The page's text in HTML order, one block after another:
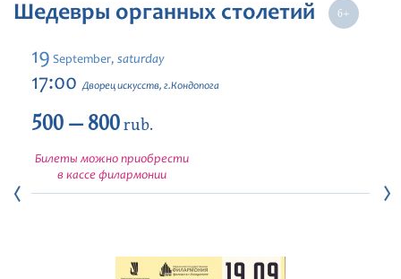
Current events
Festivals
Шедевры органных столетий
19 September, saturday
17:00 Дворец искусств, г.Кондопога
500 — 800rub.
Билеты можно приобрести
в кассе филармонии